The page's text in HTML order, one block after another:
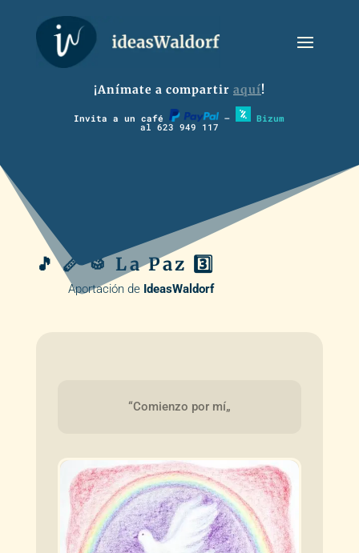
¡Anímate a compartir aquí!
Invita a un café – Bizum
al 623 949 117
🎵 🪈 🥁 La Paz 3️⃣
Aportación de IdeasWaldorf
“Comienzo por mí„